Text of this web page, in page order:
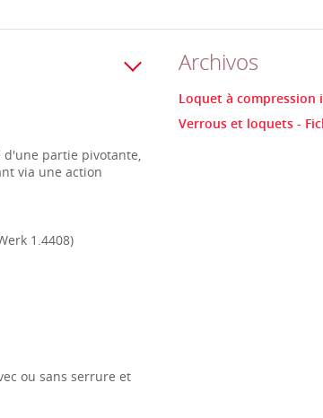
partie pivotante,
via une action
1.4408)
ou sans serrure et
Archivos
Loquet à compression
Verrous et loquets -